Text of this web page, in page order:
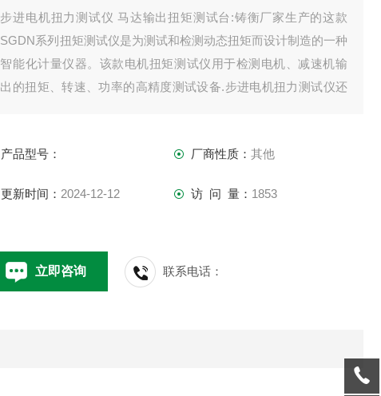
步进电机扭力测试仪 马达输出扭矩测试台:铸衡厂家生产的这款
SGDN系列扭矩测试仪是为测试和检测动态扭矩而设计制造的一种
智能化计量仪器。该款电机扭矩测试仪用于检测电机、减速机输
出的扭矩、转速、功率的高精度测试设备.步进电机扭力测试仪还
产品型号： 厂商性质： 其他
更新时间： 2024-12-12 访 问 量： 1853
立即咨询 联系电话：